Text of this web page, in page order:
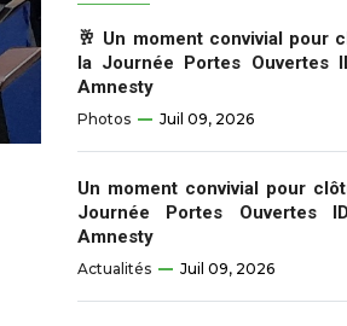
🥂 Un moment convivial pour
la Journée Portes Ouvertes
Amnesty
Photos Juil 09, 2026
Un moment convivial pour
Journée Portes Ouvertes
Amnesty
Actualités Juil 09, 2026